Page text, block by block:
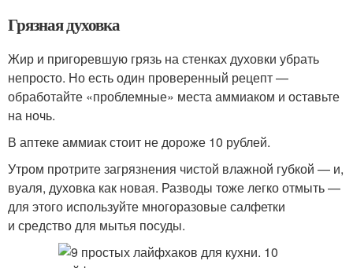
Грязная духовка
Жир и пригоревшую грязь на стенках духовки убрать
непросто. Но есть один проверенный рецепт —
обработайте «проблемные» места аммиаком и оставьте
на ночь.
В аптеке аммиак стоит не дороже 10 рублей.
Утром протрите загрязнения чистой влажной губкой — и,
вуаля, духовка как новая. Разводы тоже легко отмыть —
для этого используйте многоразовые салфетки
и средство для мытья посуды.